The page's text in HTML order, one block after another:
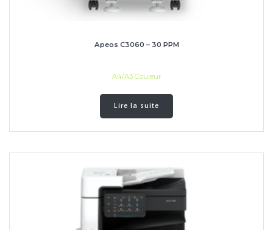
Apeos C3060 – 30 PPM
A4/A3 Couleur
Lire la suite